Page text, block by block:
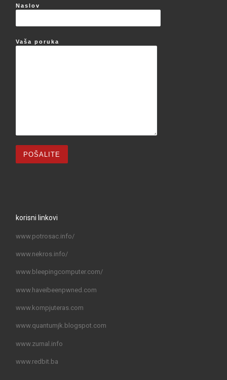
Naslov
Vaša poruka
korisni linkovi
www.potrosac.info/
www.nekros.info/
www.bleepingcomputer.com/
www.haveibeenpwned.com
www.kompjuteras.com
www.quantumjk.blogspot.com
www.zurnal.info
www.redbit.ba